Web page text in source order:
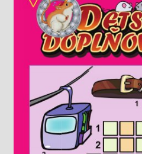
Pripravujeme
Pre školy
Kontakt